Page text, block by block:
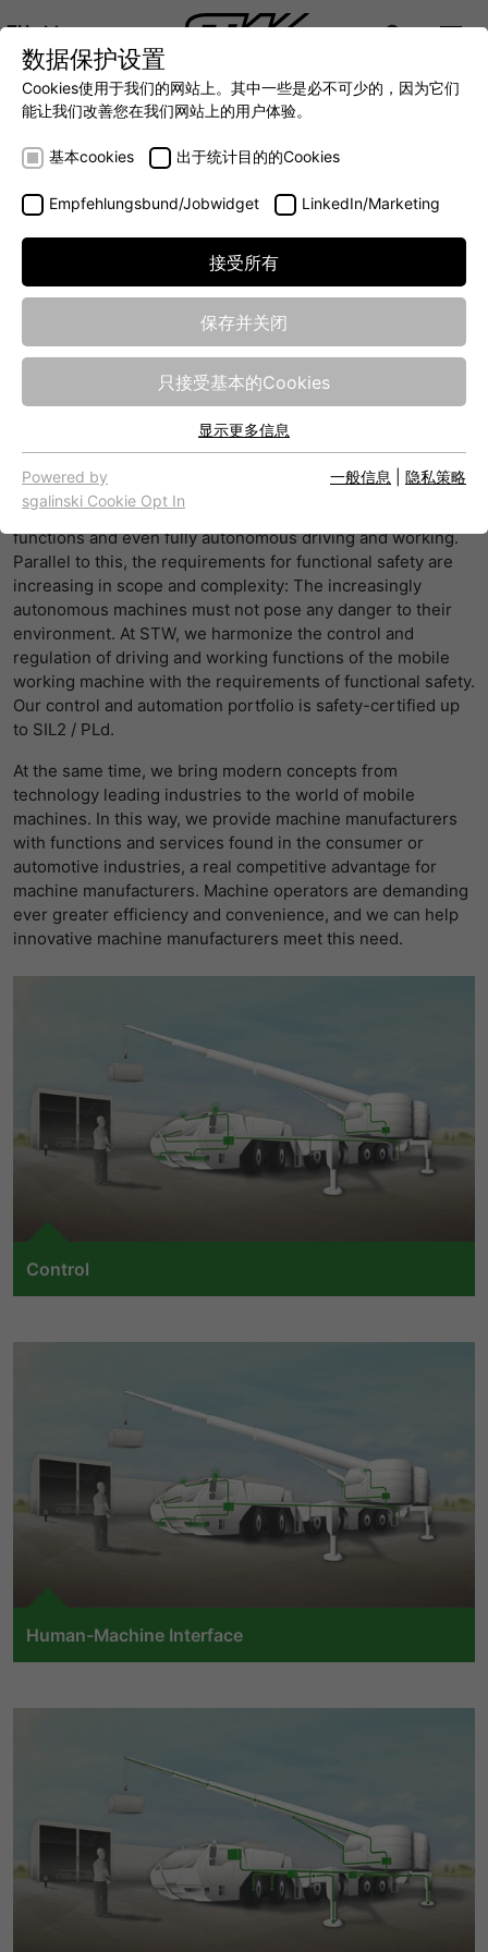
ZH
DEUTSCH (DE)
DIGITALIZATION- 全面连接移动机械世界
AUTOMATION- 全力提升移动机械效率 INTEGRATION
AUTOMATION
The level of automation on construction sites, in agriculture
and forestry and in municipal machines is steadily
increasing. In addition to greater assistance and efficiency
in the work process, the trend is toward autonomous work
functions and even fully autonomous driving and working.
Parallel to this, the requirements for functional safety are
increasing in scope and complexity: The increasingly
autonomous machines must not pose any danger to their
environment. At STW, we harmonize the control and
regulation of driving and working functions of the mobile
working machine with the requirements of functional safety.
Our control and automation portfolio is safety-certified up
to SIL2 / PLd.
At the same time, we bring modern concepts from
technology leading industries to the world of mobile
machines. In this way, we provide machine manufacturers
with functions and services found in the consumer or
automotive industries, a real competitive advantage for
machine manufacturers. Machine operators are demanding
ever greater efficiency and convenience, and we can help
innovative machine manufacturers meet this need.
Control
With our automation solutions, we realize driving and
CAN and digital, analog and PWM outputs. The control
units input sensor data via current and voltage inputs as
well as CAN, LIN or SENT inputs.
to Control
Human-Machine Interface
We offer solutions for a wide variety of operating and
machine interfaces for both machine operators and
beyond high quality video displays: With high-
performance computing power, our HMIs bring with
them the possibility of decentralized, functionally safe
architectures and realization of functions up to SIL2 /
数据保护设置
Cookies使用于我们的网站上。其中一些是必不可少的，因为它们
能让我们改善您在我们网站上的用户体验。
基本cookies 出于统计目的的Cookies
Empfehlungsbund/Jobwidget LinkedIn/Marketing
接受所有
保存并关闭
只接受基本的Cookies
网站的基本功能需要基本cookies，以确保网站正常运行。
名字 cookie_optin
提供者 TYPO3
寿命 一年
目的 该cookie的设置是存储您的cookie提示设置
出于统计目的的Cookies
这些cookies用于确定访问和访问我们的网站。这为我们提供了
一些信息，说明我们网站的哪些区域受欢迎，哪些区域没有那
么频繁地受访问。基于从中获取的知识，我们可以进一步优化
我们的网站。当然，记录信息是匿名处理的。
名字 _ga
提供者 谷歌
寿命 两年
目的
注册一个唯一的ID，用于生成访问者如何使
用网站的统计数据。
名字 _gat
一天
谷歌分析使用此cookie来帮助降低请求速
度，并将数据收集限制在流量较高的网站
上。
寿命 一天
注册一个唯一的ID，用于生成访问者如何使
_gat_UA-139898258-1
提供者 谷歌
一天
目的
度，并将数据收集限制在流量较高的网站
上。
1 Jahr und 1 Monat
Matomo setzt dieses Cookie, um eine
eindeutige Benutzer-ID zu speichern.
显示cookie信息
Empfehlungsbund/Jobwidget
Diese Cookies werden benötigt, um Stellenanzeigen des
Empfehlungsbundes direkt auf unserer Website
anzuzeigen. Ohne diese Einbindung können die
Jobangebote nicht dargestellt werden.
名字 _bms_session
目的
Wird von Empfehlungsbund.de gesetzt,
um die Session des Besuchers für
Bewerbungs- und
Empfehlungsfunktionen zu speichern.
显示cookie信息
LinkedIn/Marketing
Aktionen auf unserer Website nachzuverfolgen. Die Daten
helfen uns, die Wirksamkeit von Werbekampagnen zu
messen und interessenbasierte Werbung auf LinkedIn
anzuzeigen.
li_gc
寿命
lidc
1 Tag
Wird für die Datenweiterleitung von
einem Server an einen anderen
提供者 LinkedIn
目的
Browser-ID-Cookie zur eindeutigen
Identifizierung von Geräten, die auf
LinkedIn-Dienste zugreifen.
显示cookie信息
显示更多信息
Powered by
sgalinski Cookie Opt In
一般信息 隐私策略